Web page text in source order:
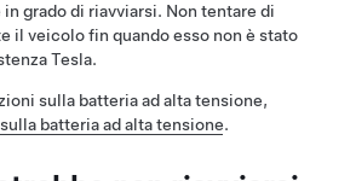
grado di riavviarsi. Non tentare di
il veicolo fin quando esso non è stato
Tesla.
sulla batteria ad alta tensione,
batteria ad alta tensione.